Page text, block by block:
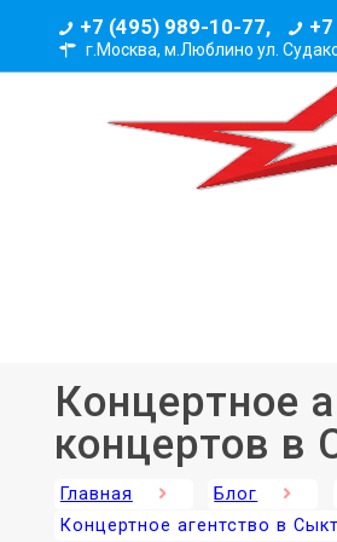
+7 (495) 989-10-77,
г.Москва, м.Люблино ул.
Концертное
концертов в
Главная Блог
Концертное агентство в